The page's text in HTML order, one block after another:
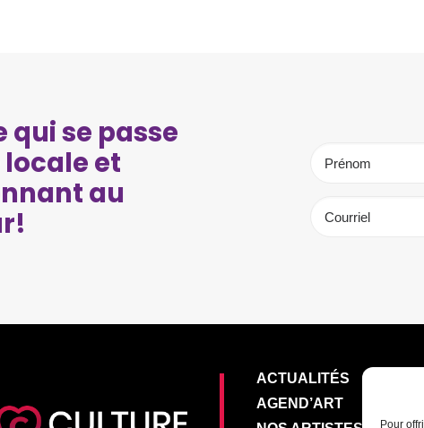
Pour
qui se passe
et
au
ACTUALITÉS
AGEND’ART